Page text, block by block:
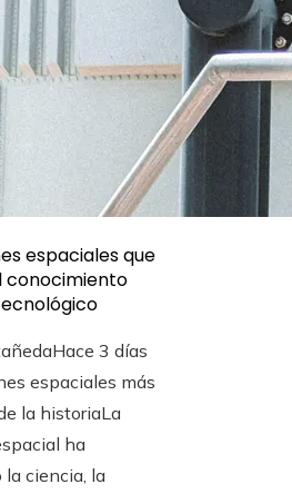
espaciales que
conocimiento
Hace 3 días
espaciales más
la historiaLa
ha
ciencia, la